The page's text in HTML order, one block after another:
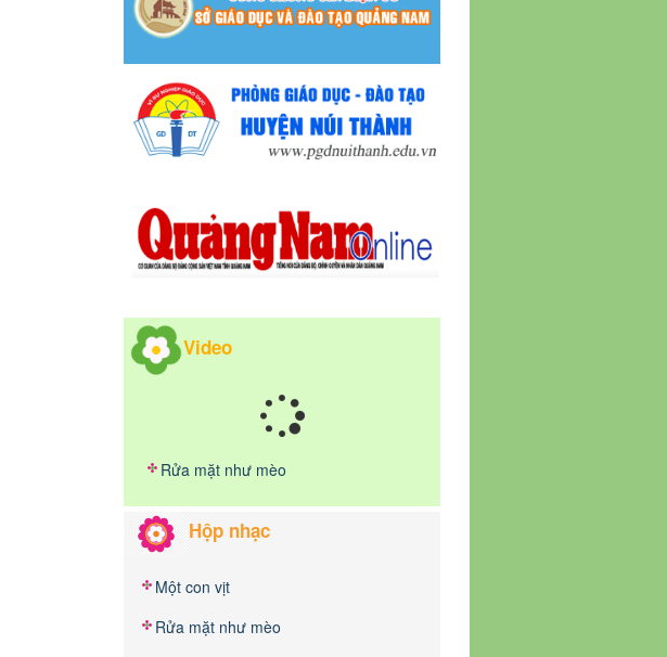
Video
Rửa mặt như mèo
Hộp nhạc
Một con vịt
Rửa mặt như mèo